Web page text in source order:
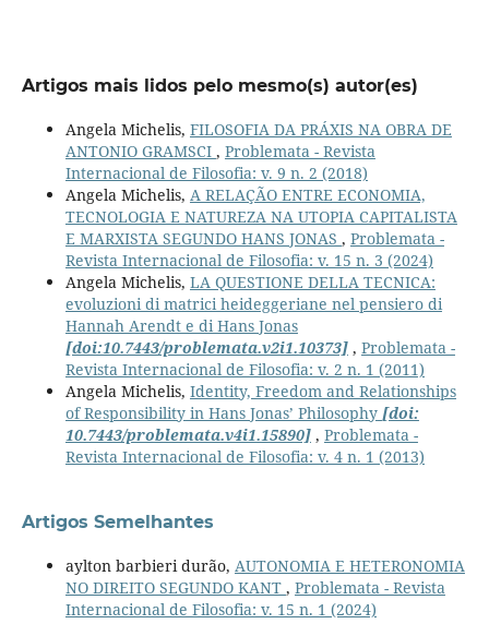
Artigos mais lidos pelo mesmo(s) autor(es)
Angela Michelis, FILOSOFIA DA PRÁXIS NA OBRA DE
ANTONIO GRAMSCI , Problemata - Revista
Internacional de Filosofia: v. 9 n. 2 (2018)
Angela Michelis, A RELAÇÃO ENTRE ECONOMIA,
TECNOLOGIA E NATUREZA NA UTOPIA CAPITALISTA
E MARXISTA SEGUNDO HANS JONAS , Problemata -
Revista Internacional de Filosofia: v. 15 n. 3 (2024)
Angela Michelis, LA QUESTIONE DELLA TECNICA:
evoluzioni di matrici heideggeriane nel pensiero di
Hannah Arendt e di Hans Jonas
[doi:10.7443/problemata.v2i1.10373], Problemata -
Revista Internacional de Filosofia: v. 2 n. 1 (2011)
Angela Michelis, Identity, Freedom and Relationships
of Responsibility in Hans Jonas’ Philosophy [doi:
10.7443/problemata.v4i1.15890], Problemata -
Revista Internacional de Filosofia: v. 4 n. 1 (2013)
Artigos Semelhantes
aylton barbieri durão, AUTONOMIA E HETERONOMIA
NO DIREITO SEGUNDO KANT , Problemata - Revista
Internacional de Filosofia: v. 15 n. 1 (2024)